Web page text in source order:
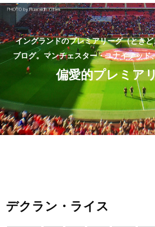
イングランドのプレミアリーグ（とき
ブログ。マンチェスター・ユナイテッ
偏愛的プレミア
デクラン・ライス